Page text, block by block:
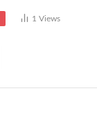
1 Views